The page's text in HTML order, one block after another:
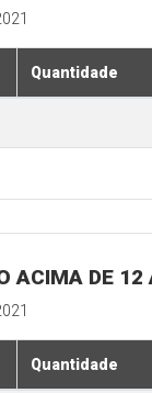
Quantidade
ACIMA DE 12
Quantidade